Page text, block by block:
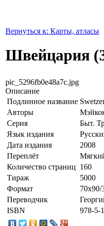
Вернуться к: Карты, атласы
Швейцария
pic_5296fb0e48a7c.jpg
Описание
Подлинное название
Авторы
Серия
Быт.
Язык издания
Дата издания
2008
Переплёт
Количество страниц 160
Тираж
5000
Формат
70x90/
Переводчик
ISBN
978-5-